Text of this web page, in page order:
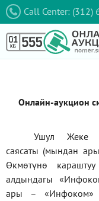
Call Center: (312)
Онлайн-аукцион
Ушул Жеке
саясаты (мындан
Өкмөтүнө
алдындагы
ары –«Инфоком»